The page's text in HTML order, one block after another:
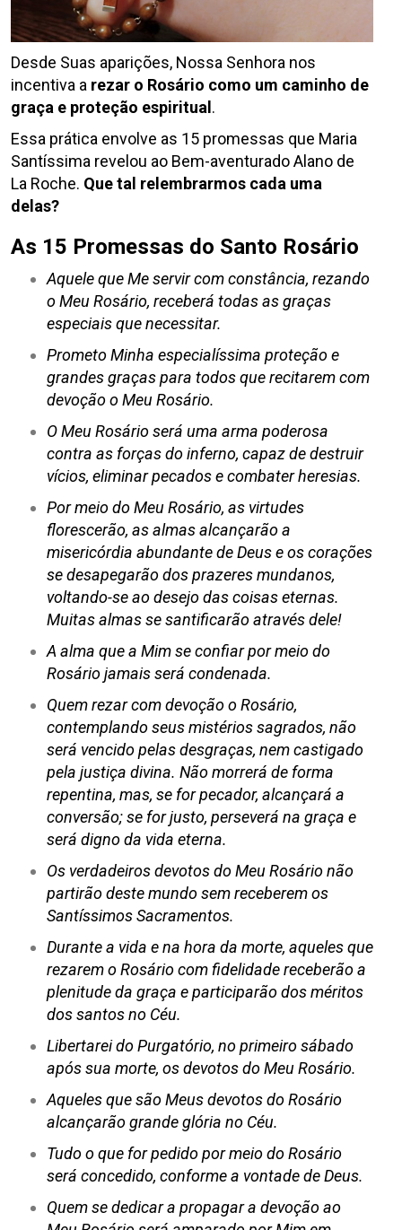
Desde Suas aparições, Nossa Senhora nos
incentiva a rezar o Rosário como um caminho de
graça e proteção espiritual.
Essa prática envolve as 15 promessas que Maria
Santíssima revelou ao Bem-aventurado Alano de
La Roche. Que tal relembrarmos cada uma
delas?
As 15 Promessas do Santo Rosário
Aquele que Me servir com constância, rezando
o Meu Rosário, receberá todas as graças
especiais que necessitar.
Prometo Minha especialíssima proteção e
grandes graças para todos que recitarem com
devoção o Meu Rosário.
O Meu Rosário será uma arma poderosa
contra as forças do inferno, capaz de destruir
vícios, eliminar pecados e combater heresias.
Por meio do Meu Rosário, as virtudes
florescerão, as almas alcançarão a
misericórdia abundante de Deus e os corações
se desapegarão dos prazeres mundanos,
voltando-se ao desejo das coisas eternas.
Muitas almas se santificarão através dele!
A alma que a Mim se confiar por meio do
Rosário jamais será condenada.
Quem rezar com devoção o Rosário,
contemplando seus mistérios sagrados, não
será vencido pelas desgraças, nem castigado
pela justiça divina. Não morrerá de forma
repentina, mas, se for pecador, alcançará a
conversão; se for justo, perseverá na graça e
será digno da vida eterna.
Os verdadeiros devotos do Meu Rosário não
partirão deste mundo sem receberem os
Santíssimos Sacramentos.
Durante a vida e na hora da morte, aqueles que
rezarem o Rosário com fidelidade receberão a
plenitude da graça e participarão dos méritos
dos santos no Céu.
Libertarei do Purgatório, no primeiro sábado
após sua morte, os devotos do Meu Rosário.
Aqueles que são Meus devotos do Rosário
alcançarão grande glória no Céu.
Tudo o que for pedido por meio do Rosário
será concedido, conforme a vontade de Deus.
Quem se dedicar a propagar a devoção ao